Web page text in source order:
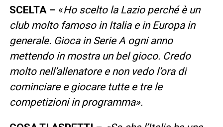
SCELTA – «Ho scelto la Lazio perché è un
club molto famoso in Italia e in Europa in
generale. Gioca in Serie A ogni anno
mettendo in mostra un bel gioco. Credo
molto nell’allenatore e non vedo l’ora di
cominciare e giocare tutte e tre le
competizioni in programma».